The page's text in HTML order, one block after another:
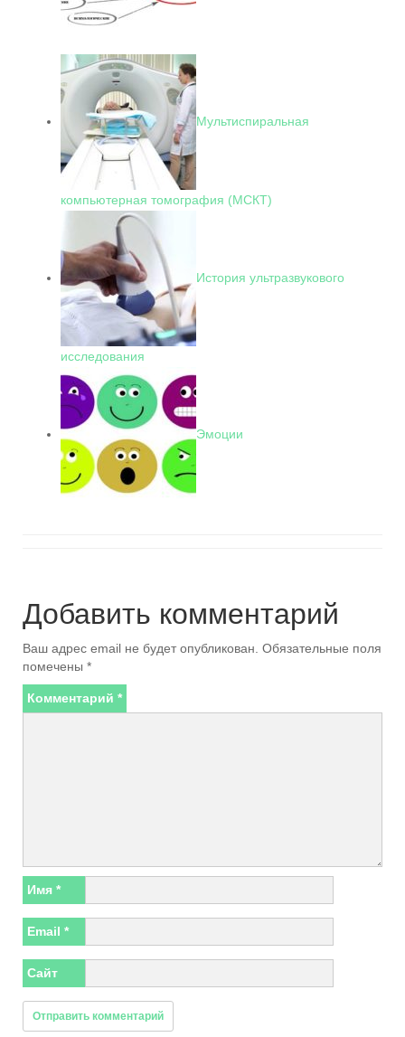
Мультиспиральная
компьютерная томография (МСКТ)
История ультразвукового
исследования
Эмоции
Добавить комментарий
Ваш адрес email не будет опубликован. Обязательные поля
помечены *
Комментарий *
Имя *
Email *
Сайт